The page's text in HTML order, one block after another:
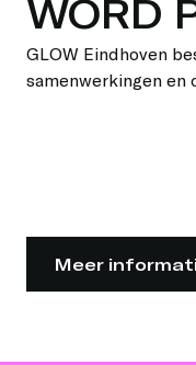
WORD
GLOW Eindhoven
samenwerkingen en
Meer